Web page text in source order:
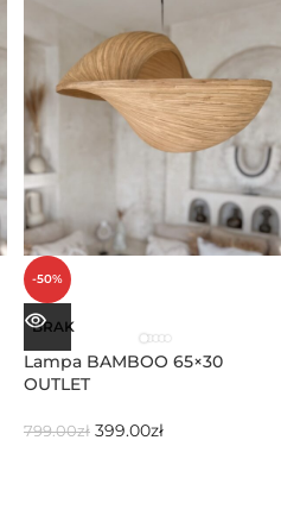
-50%
BRAK
Lampa BAMBOO 65×30
OUTLET
799.00zł 399.00zł